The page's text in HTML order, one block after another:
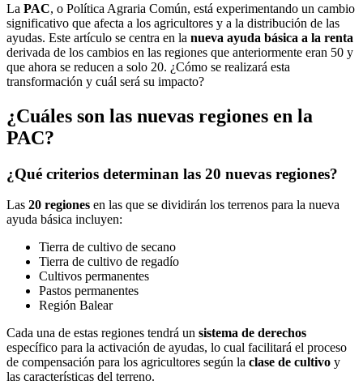
La PAC, o Política Agraria Común, está experimentando un cambio
significativo que afecta a los agricultores y a la distribución de las
ayudas. Este artículo se centra en la nueva ayuda básica a la renta
derivada de los cambios en las regiones que anteriormente eran 50 y
que ahora se reducen a solo 20. ¿Cómo se realizará esta
transformación y cuál será su impacto?
¿Cuáles son las nuevas regiones en la
PAC?
¿Qué criterios determinan las 20 nuevas regiones?
Las 20 regiones en las que se dividirán los terrenos para la nueva
ayuda básica incluyen:
Tierra de cultivo de secano
Tierra de cultivo de regadío
Cultivos permanentes
Pastos permanentes
Región Balear
Cada una de estas regiones tendrá un sistema de derechos
específico para la activación de ayudas, lo cual facilitará el proceso
de compensación para los agricultores según la clase de cultivo y
las características del terreno.